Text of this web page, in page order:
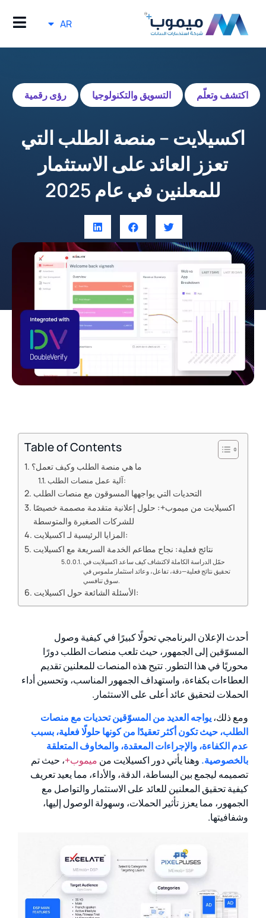
AR
اكتشف وتعلّم التسويق والتكنولوجيا رؤى رقمية
اكسيلايت – منصة الطلب التي
تعزز العائد على الاستثمار
للمعلنين في عام 2025
Table of Contents
ما هي منصة الطلب وكيف تعمل؟
آلية عمل منصات الطلب:
التحديات التي يواجهها المسوقون مع منصات الطلب
اكسيلايت من ميموب+: حلول إعلانية متقدمة مصممة خصيصًا
للشركات الصغيرة والمتوسطة
المزايا الرئيسية لـ اكسيلايت:
نتائج فعلية: نجاح مطاعم الخدمة السريعة مع اكسيلايت
حمّل الدراسة الكاملة لاكتشاف كيف ساعد اكسيلايت في
تحقيق نتائج فعلية—دقة، تفاعل، وعائد استثمار ملموس في
سوق تنافسي.
الأسئلة الشائعة حول اكسيلايت:
أحدث الإعلان البرنامجي تحولًا كبيرًا في كيفية وصول
المسوّقين إلى الجمهور، حيث تلعب منصات الطلب دورًا
محوريًا في هذا التطور. تتيح هذه المنصات للمعلنين تقديم
العطاءات بكفاءة، واستهداف الجمهور المناسب، وتحسين أداء
الحملات لتحقيق عائد أعلى على الاستثمار.
ومع ذلك،يواجه العديد من المسوّقين تحديات مع منصات
الطلب، حيث تكون أكثر تعقيدًا من كونها حلولًا فعلية، بسبب
عدم الكفاءة، والإجراءات المعقدة، والمخاوف المتعلقة
بالخصوصية. وهنا يأتي دور اكسيلايت من ميموب+، حيث تم
تصميمه ليجمع بين البساطة، الدقة، والأداء، مما يعيد تعريف
كيفية تحقيق المعلنين للعائد على الاستثمار والتواصل مع
الجمهور، مما يعزز تأثير الحملات، وسهولة الوصول إليها،
وشفافيتها.